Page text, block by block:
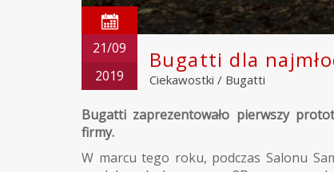
21/09
2019
Bugatti dla
Ciekawostki / Bugatti
Bugatti zaprezentowało pierwszy
firmy.
W marcu tego roku, podczas Salonu